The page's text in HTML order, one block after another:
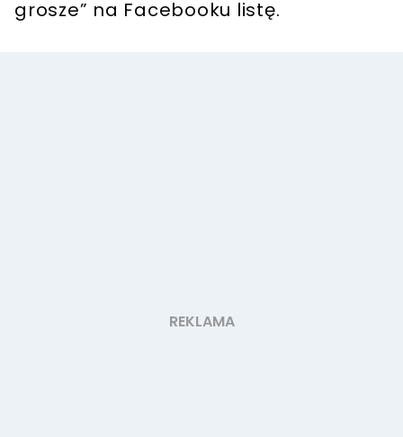
grosze” na Facebooku listę.